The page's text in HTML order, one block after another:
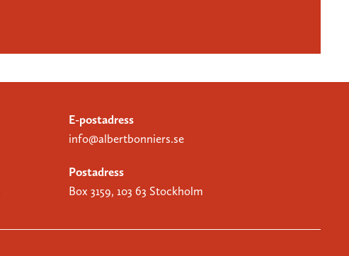
E-postadress
info@albertbonniers.se
Postadress
Box 3159, 103 63 Stockholm